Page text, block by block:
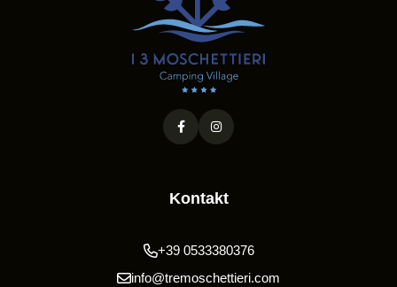
Kontakt
+39 0533380376
info@tremoschettieri.com